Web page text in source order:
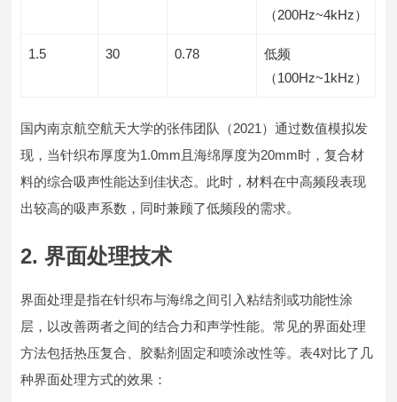
（200Hz~4kHz）
1.5 30 0.78
低频
（100Hz~1kHz）
国内南京航空航天大学的张伟团队（2021）通过数值模拟发
现，当针织布厚度为1.0mm且海绵厚度为20mm时，复合材
料的综合吸声性能达到佳状态。此时，材料在中高频段表现
出较高的吸声系数，同时兼顾了低频段的需求。
2. 界面处理技术
界面处理是指在针织布与海绵之间引入粘结剂或功能性涂
层，以改善两者之间的结合力和声学性能。常见的界面处理
方法包括热压复合、胶黏剂固定和喷涂改性等。表4对比了几
种界面处理方式的效果：